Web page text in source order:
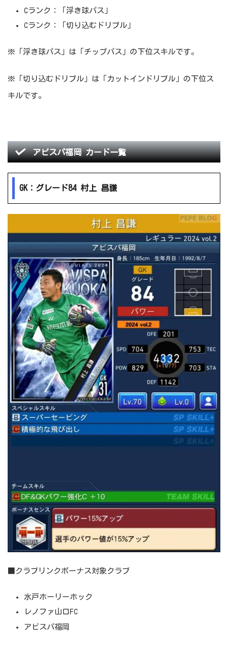
Cランク：「浮き球パス」
Cランク：「切り込むドリブル」
※「浮き球パス」は「チップパス」の下位スキルです。
※「切り込むドリブル」は「カットインドリブル」の下位ス
キルです。
アビスパ福岡 カード一覧
GK：グレード84 村上 昌謙
■クラブリンクボーナス対象クラブ
水戸ホーリーホック
レノファ山口FC
アビスパ福岡